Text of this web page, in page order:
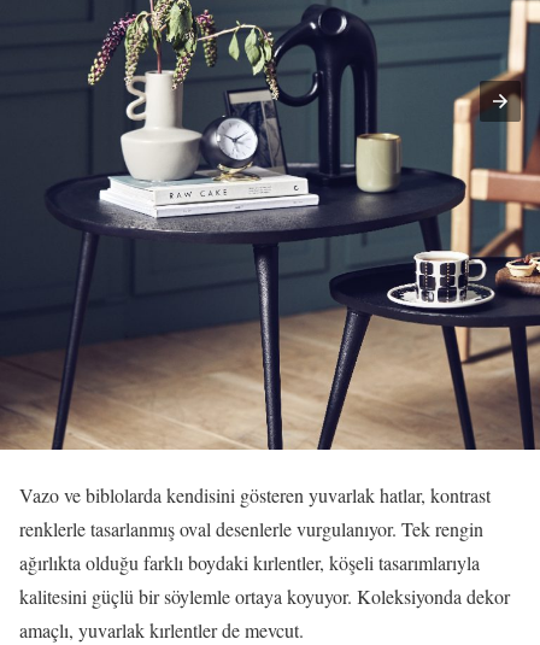
Vazo ve biblolarda kendisini gösteren yuvarlak hatlar, kontrast
renklerle tasarlanmış oval desenlerle vurgulanıyor. Tek rengin
ağırlıkta olduğu farklı boydaki kırlentler, köşeli tasarımlarıyla
kalitesini güçlü bir söylemle ortaya koyuyor. Koleksiyonda dekor
amaçlı, yuvarlak kırlentler de mevcut.